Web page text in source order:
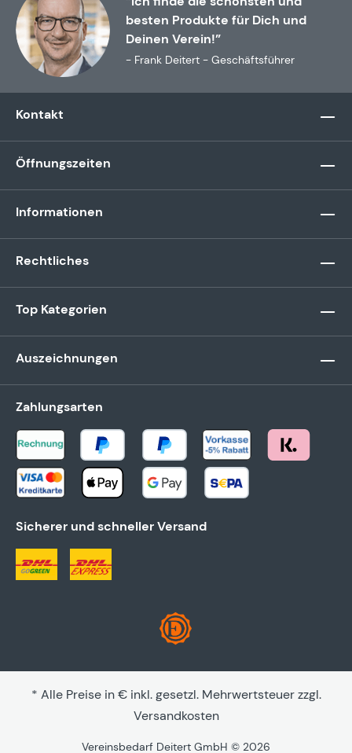
besten Produkte für Dich und
Deinen Verein!”
- Frank Deitert - Geschäftsführer
Kontakt
Öffnungszeiten
Informationen
Rechtliches
Top Kategorien
Auszeichnungen
Zahlungsarten
Sicherer und schneller Versand
* Alle Preise in € inkl. gesetzl. Mehrwertsteuer zzgl.
Versandkosten
Vereinsbedarf Deitert GmbH © 2026